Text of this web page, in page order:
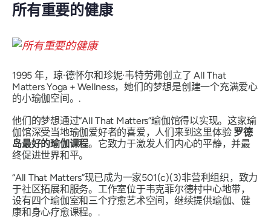
所有重要的健康
1995 年，琼·德怀尔和珍妮·韦特劳弗创立了 All That
Matters Yoga + Wellness，她们的梦想是创建一个充满爱心
的小瑜伽空间。.
他们的梦想通过“All That Matters”瑜伽馆得以实现。这家瑜
伽馆深受当地瑜伽爱好者的喜爱，人们来到这里体验 罗德
岛最好的瑜伽课程。它致力于激发人们内心的平静，并最
终促进世界和平。
“All That Matters”现已成为一家501(c)(3)非营利组织，致力
于社区拓展和服务。工作室位于韦克菲尔德村中心地带，
设有四个瑜伽室和三个疗愈艺术空间，继续提供瑜伽、健
康和身心疗愈课程。.